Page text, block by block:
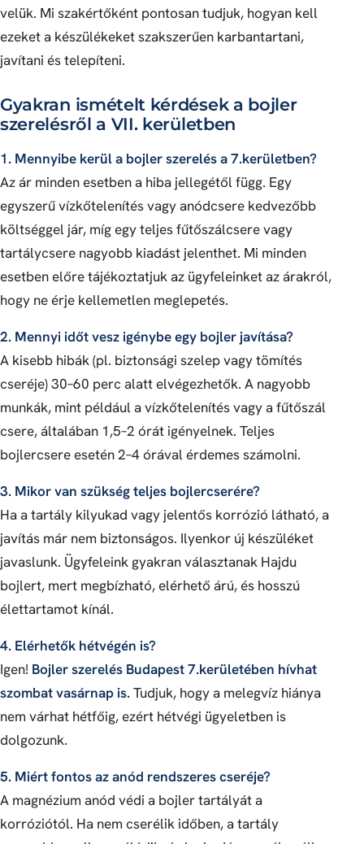
velük. Mi szakértőként pontosan tudjuk, hogyan kell
ezeket a készülékeket szakszerűen karbantartani,
javítani és telepíteni.
Gyakran ismételt kérdések a bojler
szerelésről a VII. kerületben
1. Mennyibe kerül a bojler szerelés a 7.kerületben?
Az ár minden esetben a hiba jellegétől függ. Egy
egyszerű vízkőtelenítés vagy anódcsere kedvezőbb
költséggel jár, míg egy teljes fűtőszálcsere vagy
tartálycsere nagyobb kiadást jelenthet. Mi minden
esetben előre tájékoztatjuk az ügyfeleinket az árakról,
hogy ne érje kellemetlen meglepetés.
2. Mennyi időt vesz igénybe egy bojler javítása?
A kisebb hibák (pl. biztonsági szelep vagy tömítés
cseréje) 30–60 perc alatt elvégezhetők. A nagyobb
munkák, mint például a vízkőtelenítés vagy a fűtőszál
csere, általában 1,5–2 órát igényelnek. Teljes
bojlercsere esetén 2–4 órával érdemes számolni.
3. Mikor van szükség teljes bojlercserére?
Ha a tartály kilyukad vagy jelentős korrózió látható, a
javítás már nem biztonságos. Ilyenkor új készüléket
javaslunk. Ügyfeleink gyakran választanak Hajdu
bojlert, mert megbízható, elérhető árú, és hosszú
élettartamot kínál.
4. Elérhetők hétvégén is?
Igen! Bojler szerelés Budapest 7.kerületében hívhat
szombat vasárnap is.Tudjuk, hogy a melegvíz hiánya
nem várhat hétfőig, ezért hétvégi ügyeletben is
dolgozunk.
5. Miért fontos az anód rendszeres cseréje?
A magnézium anód védi a bojler tartályát a
korróziótól. Ha nem cserélik időben, a tartály